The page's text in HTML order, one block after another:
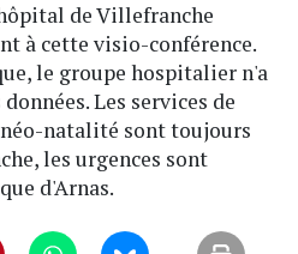
de Villefranche
à cette visio-conférence.
le groupe hospitalier n'a
Les services de
natalité sont toujours
les urgences sont
d'Arnas.